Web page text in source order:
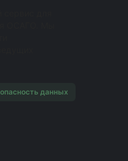
данных